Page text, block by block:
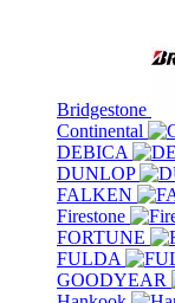
Bridgestone
Continental
DEBICA
DUNLOP
FALKEN
Firestone
FORTUNE
FULDA
GOODYEAR